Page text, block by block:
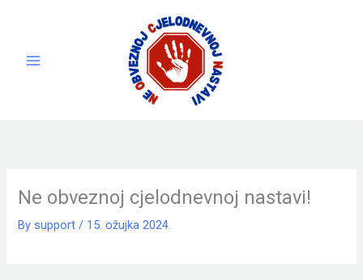
Ne obveznoj cjelodnevnoj nastavi!
By support/ 15. ožujka 2024.